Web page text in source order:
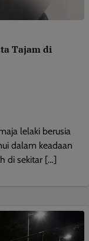
Tajam di
lelaki berusia
dalam keadaan
di sekitar […]